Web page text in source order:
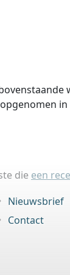
in
die een
Nieuwsbrief
Contact